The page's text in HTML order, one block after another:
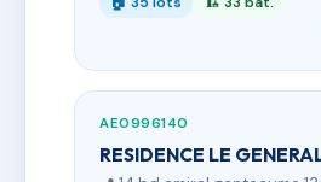
AE0996140
RESIDENCE LE